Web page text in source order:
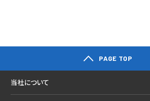
PAGE TOP
当社について